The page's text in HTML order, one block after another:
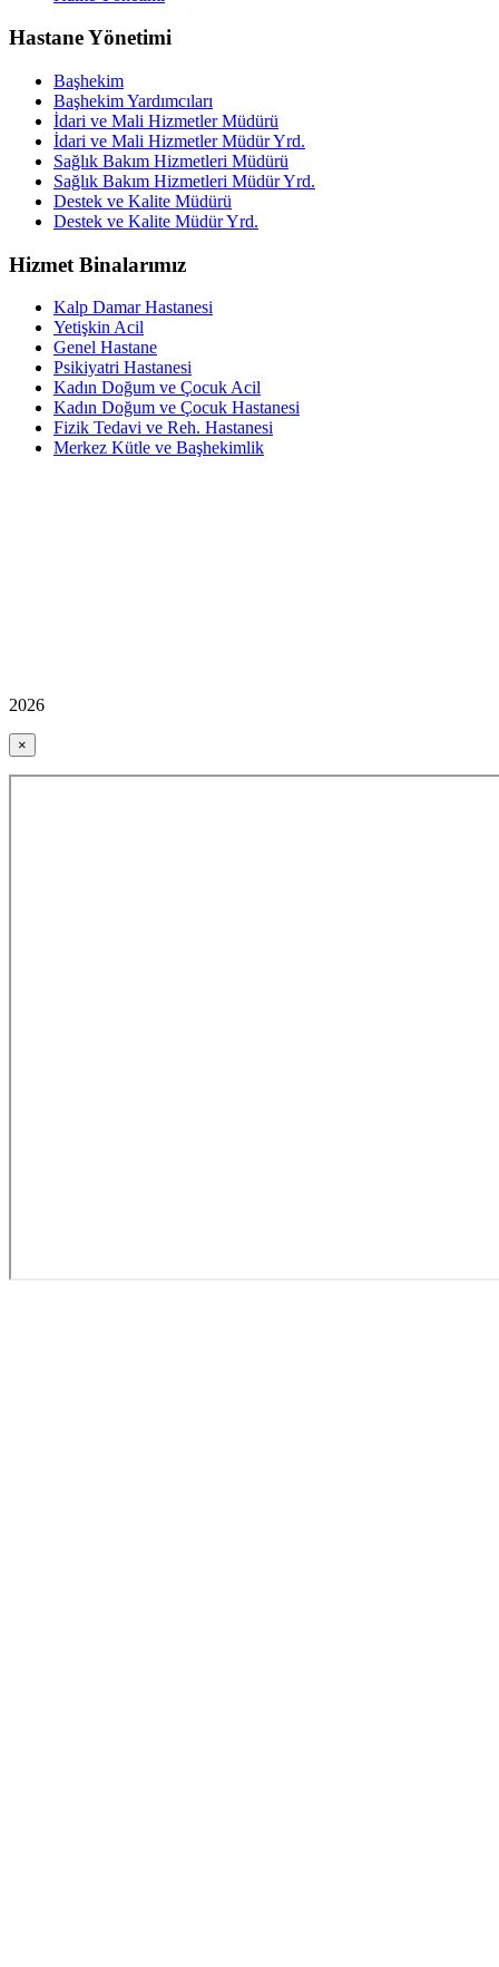
Hastane Yönetimi
Başhekim
Başhekim Yardımcıları
İdari ve Mali Hizmetler Müdürü
İdari ve Mali Hizmetler Müdür Yrd.
Sağlık Bakım Hizmetleri Müdürü
Sağlık Bakım Hizmetleri Müdür Yrd.
Destek ve Kalite Müdürü
Destek ve Kalite Müdür Yrd.
Hizmet Binalarımız
Kalp Damar Hastanesi
Yetişkin Acil
Genel Hastane
Psikiyatri Hastanesi
Kadın Doğum ve Çocuk Acil
Kadın Doğum ve Çocuk Hastanesi
Fizik Tedavi ve Reh. Hastanesi
Merkez Kütle ve Başhekimlik
2026
×